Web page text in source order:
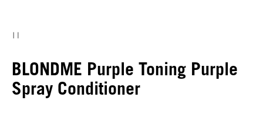
BLONDME Purple Toning Purple
Spray Conditioner